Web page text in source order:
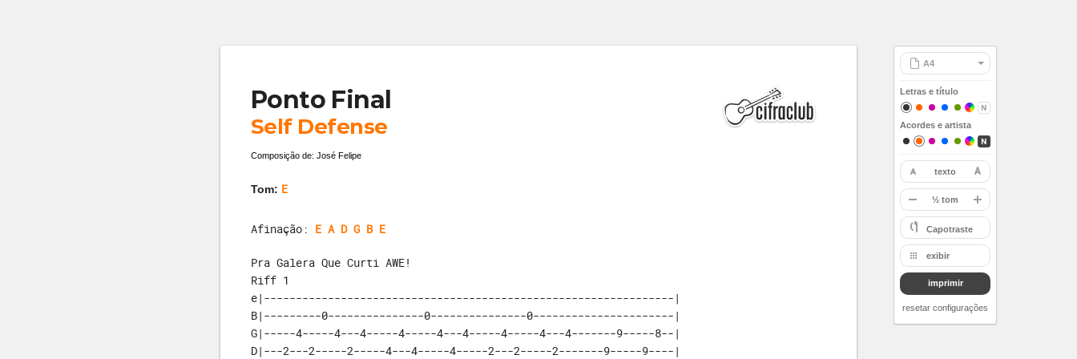
Ponto Final
Self Defense
Composição de: José Felipe
Tom: E
Afinação: E A D G B E
Pra Galera Que Curti AWE!
Riff 1
e|----------------------------------------------------------------|
B|---------0---------------0---------------0----------------------|
G|-----4-----4---4-----4-----4---4-----4-----4---4-------9-----8--|
D|---2---2-----2-----4---4-----4-----2---2-----2-------9-----9----|
Letras e título
Acordes e artista
texto
restaurar
- ½ tom
A
Bb
B
C
D
Capotraste
exibir
imprimir
resetar configurações